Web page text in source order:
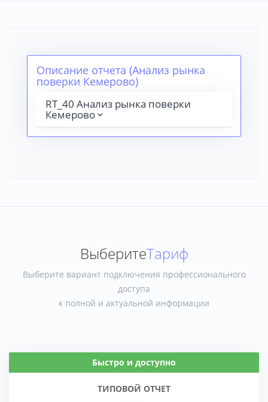
Описание отчета (Анализ рынка
поверки Кемерово)
RT_40 Анализ рынка поверки
Кемерово
ВыберитеТариф
Выберите вариант подключения профессионального
доступа
к полной и актуальной информации
Быстро и доступно
ТИПОВОЙ ОТЧЕТ